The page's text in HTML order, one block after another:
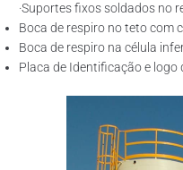
·Suportes fixos soldados no
Boca de respiro no teto com
Boca de respiro na célula
Placa de Identificação e